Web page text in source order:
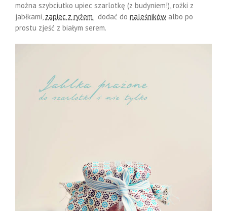
można szybciutko upiec szarlotkę (z budyniem!), rożki z
jabłkami, zapiec z ryżem, dodać do naleśników albo po
prostu zjeść z białym serem.